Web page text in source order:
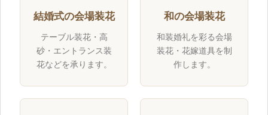
結婚式の会場装花
テーブル装花・高
砂・エントランス装
花などを承ります。
和の会場装花
和装婚礼を彩る会場
装花・花嫁道具を制
作します。